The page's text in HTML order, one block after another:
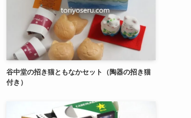
谷中堂の招き猫ともなかセット（陶器の招き猫
付き）